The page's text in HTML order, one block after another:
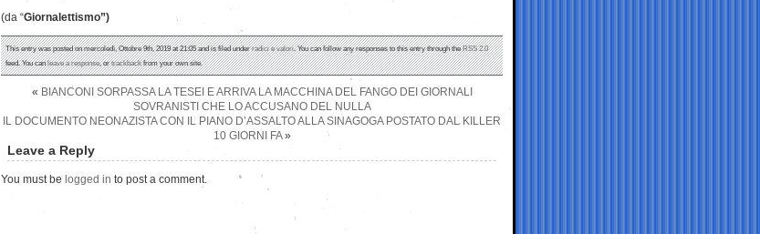
(da “Giornalettismo”)
This entry was posted on mercoledì, Ottobre 9th, 2019 at 21:05 and is filed underradici e valori. You can follow any responses to this entry through theRSS 2.0
feed. You canleave a response, ortrackbackfrom your own site.
« BIANCONI SORPASSA LA TESEI E ARRIVA LA MACCHINA DEL FANGO DEI GIORNALI
SOVRANISTI CHE LO ACCUSANO DEL NULLA
IL DOCUMENTO NEONAZISTA CON IL PIANO D’ASSALTO ALLA SINAGOGA POSTATO DAL KILLER
10 GIORNI FA»
Leave a Reply
You must be logged in to post a comment.